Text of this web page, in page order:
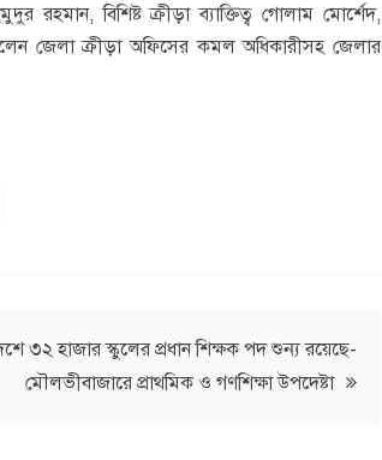
বিশিষ্ট ক্রীড়া ব্যাক্তিত্ব গোলাম মোর্শেদ,
জেলা ক্রীড়া অফিসের কমল অধিকারীসহ জেলার
৩২ হাজার স্কুলের প্রধান শিক্ষক পদ শুন্য রয়েছে-
মৌলভীবাজারে প্রাথমিক ও গণশিক্ষা উপদেষ্টা